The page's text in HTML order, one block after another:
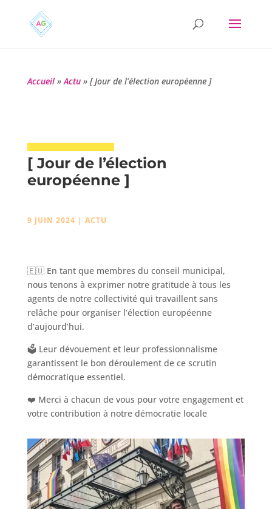
Accueil»Actu» [ Jour de l’élection européenne ]
[ Jour de l’élection
européenne ]
9 JUIN 2024 | ACTU
🇪🇺 En tant que membres du conseil municipal,
nous tenons à exprimer notre gratitude à tous les
agents de notre collectivité qui travaillent sans
relâche pour organiser l’élection européenne
d’aujourd’hui.
🗳️ Leur dévouement et leur professionnalisme
garantissent le bon déroulement de ce scrutin
démocratique essentiel.
❤️ Merci à chacun de vous pour votre engagement et
votre contribution à notre démocratie locale